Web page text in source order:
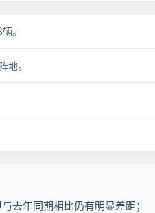
。
地。
去年同期相比仍有明显差距；